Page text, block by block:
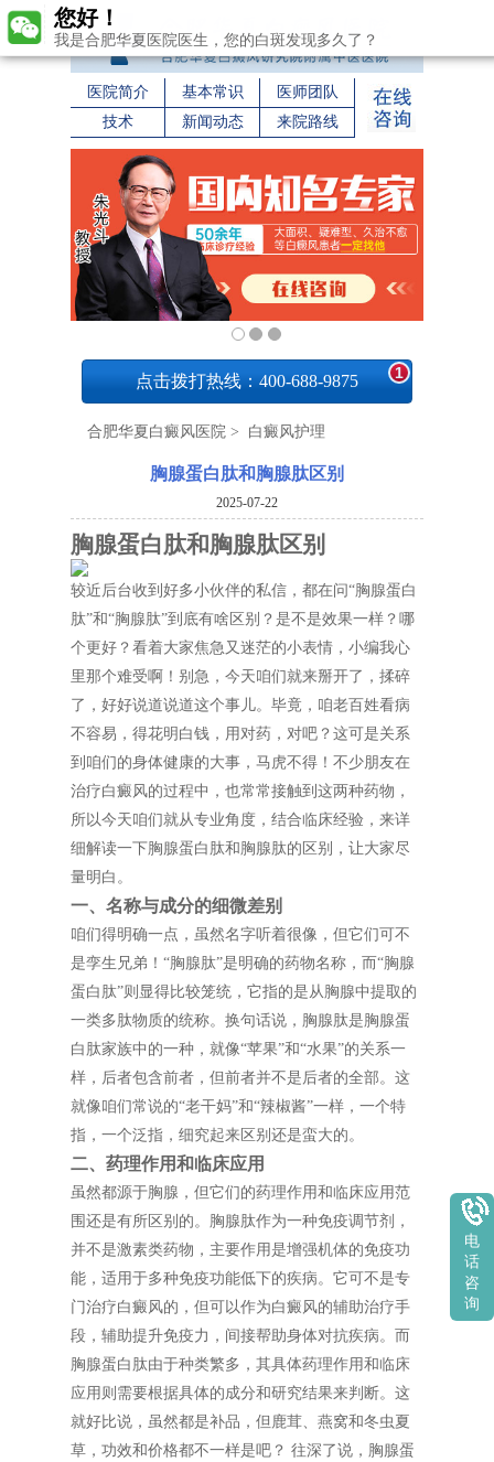
医院简介 基本常识
医师团队
技术
新闻动态 来院路线
点击拨打热线：400-688-9875 1
合肥华夏白癜风医院 > 白癜风护理
胸腺蛋白肽和胸腺肽区别
2025-07-22
胸腺蛋白肽和胸腺肽区别
较近后台收到好多小伙伴的私信，都在问“胸腺蛋白
肽”和“胸腺肽”到底有啥区别？是不是效果一样？哪
个更好？看着大家焦急又迷茫的小表情，小编我心
里那个难受啊！别急，今天咱们就来掰开了，揉碎
了，好好说道说道这个事儿。毕竟，咱老百姓看病
不容易，得花明白钱，用对药，对吧？这可是关系
到咱们的身体健康的大事，马虎不得！不少朋友在
治疗白癜风的过程中，也常常接触到这两种药物，
所以今天咱们就从专业角度，结合临床经验，来详
细解读一下胸腺蛋白肽和胸腺肽的区别，让大家尽
量明白。
一、名称与成分的细微差别
咱们得明确一点，虽然名字听着很像，但它们可不
是孪生兄弟！“胸腺肽”是明确的药物名称，而“胸腺
蛋白肽”则显得比较笼统，它指的是从胸腺中提取的
一类多肽物质的统称。换句话说，胸腺肽是胸腺蛋
白肽家族中的一种，就像“苹果”和“水果”的关系一
样，后者包含前者，但前者并不是后者的全部。这
就像咱们常说的“老干妈”和“辣椒酱”一样，一个特
指，一个泛指，细究起来区别还是蛮大的。
二、药理作用和临床应用
虽然都源于胸腺，但它们的药理作用和临床应用范
围还是有所区别的。胸腺肽作为一种免疫调节剂，
并不是激素类药物，主要作用是增强机体的免疫功
能，适用于多种免疫功能低下的疾病。它可不是专
门治疗白癜风的，但可以作为白癜风的辅助治疗手
段，辅助提升免疫力，间接帮助身体对抗疾病。而
胸腺蛋白肽由于种类繁多，其具体药理作用和临床
应用则需要根据具体的成分和研究结果来判断。这
就好比说，虽然都是补品，但鹿茸、燕窝和冬虫夏
草，功效和价格都不一样是吧？ 往深了说，胸腺蛋
您好！
我是合肥华夏医院医生，您的白斑发现多久了？
电
话
咨
询